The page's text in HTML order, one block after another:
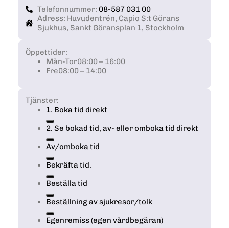
Telefonnummer: 08-587 031 00
Adress: Huvudentrén, Capio S:t Görans
Sjukhus, Sankt Göransplan 1, Stockholm
Öppettider:
Mån-Tor08:00 – 16:00
Fre08:00 – 14:00
Tjänster:
1. Boka tid direkt
2. Se bokad tid, av- eller omboka tid direkt
Av/omboka tid
Bekräfta tid.
Beställa tid
Beställning av sjukresor/tolk
Egenremiss (egen vårdbegäran)